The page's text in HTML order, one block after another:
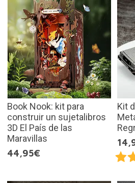
Book Nook: kit para
construir un sujetalibros
3D El País de las
Maravillas
44,95€
Kit